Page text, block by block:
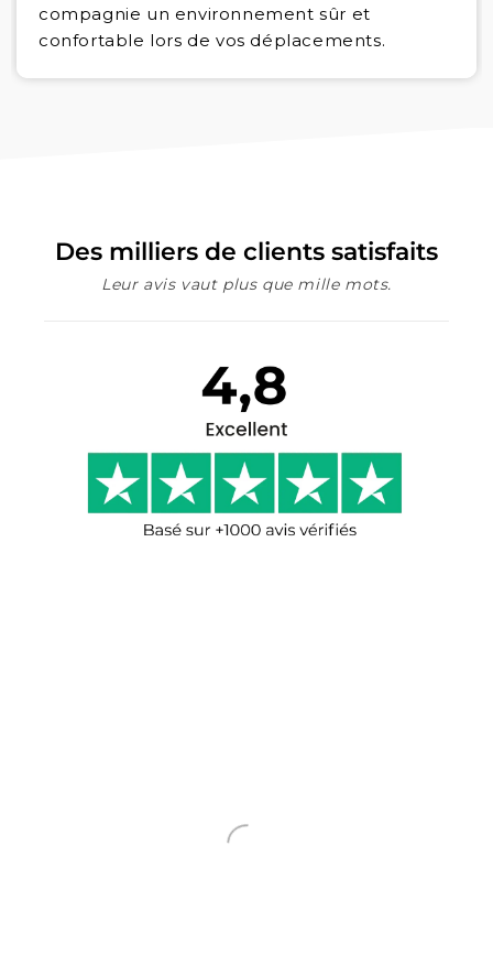
compagnie un environnement sûr et
confortable lors de vos déplacements.
Des milliers de clients satisfaits
Leur avis vaut plus que mille mots.